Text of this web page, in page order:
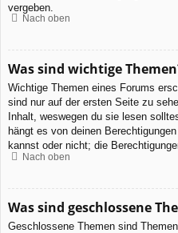
vergeben.
Nach oben
Was sind wichtige
Wichtige Themen eines Forums
sind nur auf der ersten Seite zu
Inhalt, weswegen du sie lesen
hängt es von deinen
kannst oder nicht; die
Nach oben
Was sind geschlossene
Geschlossene Themen sind